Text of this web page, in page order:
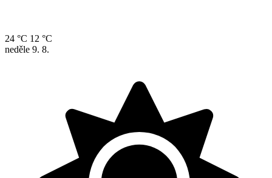
24 °C 12 °C
neděle 9. 8.